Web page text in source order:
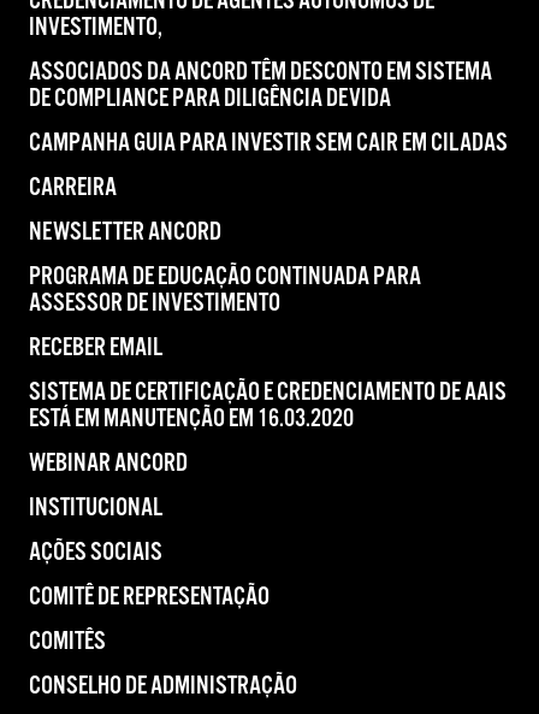
INVESTIMENTO,
ASSOCIADOS DA ANCORD TÊM DESCONTO EM SISTEMA
DE COMPLIANCE PARA DILIGÊNCIA DEVIDA
CAMPANHA GUIA PARA INVESTIR SEM CAIR EM CILADAS
CARREIRA
NEWSLETTER ANCORD
PROGRAMA DE EDUCAÇÃO CONTINUADA PARA
ASSESSOR DE INVESTIMENTO
RECEBER EMAIL
SISTEMA DE CERTIFICAÇÃO E CREDENCIAMENTO DE AAIS
ESTÁ EM MANUTENÇÃO EM 16.03.2020
WEBINAR ANCORD
INSTITUCIONAL
AÇÕES SOCIAIS
COMITÊ DE REPRESENTAÇÃO
COMITÊS
CONSELHO DE ADMINISTRAÇÃO